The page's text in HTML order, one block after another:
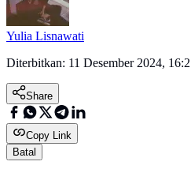
Yulia Lisnawati
Diterbitkan: 11 Desember 2024,
Share
Copy Link
Batal